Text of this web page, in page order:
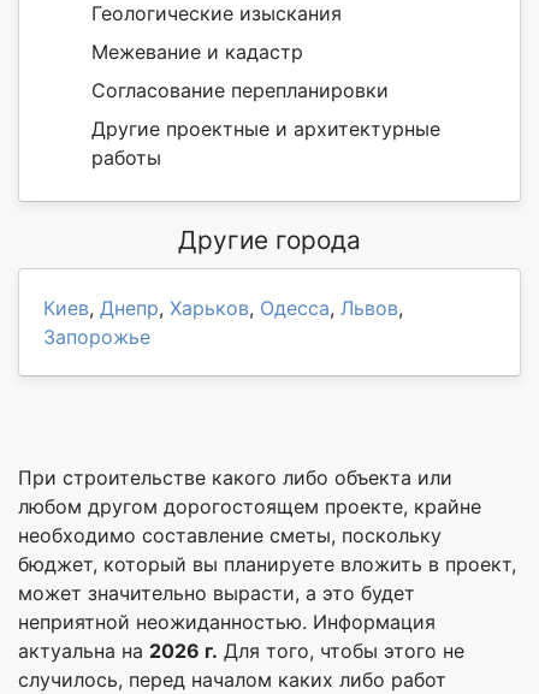
Геологические изыскания
Межевание и кадастр
Согласование перепланировки
Другие проектные и архитектурные
работы
Другие города
Киев, Днепр, Харьков, Одесса, Львов,
Запорожье
При строительстве какого либо объекта или
любом другом дорогостоящем проекте, крайне
необходимо составление сметы, поскольку
бюджет, который вы планируете вложить в проект,
может значительно вырасти, а это будет
неприятной неожиданностью. Информация
актуальна на 2026 г. Для того, чтобы этого не
случилось, перед началом каких либо работ